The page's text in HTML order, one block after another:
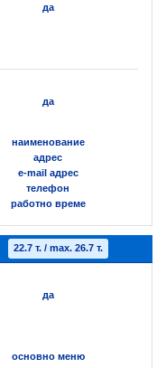
да
да
наименование
адрес
e-mail адрес
телефон
работно време
22.7 т. / max. 26.7 т.
да
основно меню